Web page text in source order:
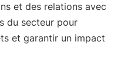
et des relations avec
du secteur pour
et garantir un impact